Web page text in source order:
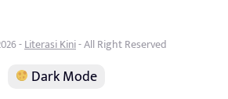
-Literasi Kini- All Right Reserved
Dark Mode